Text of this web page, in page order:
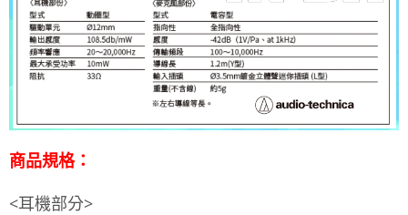
商品規格：
<耳機部分>